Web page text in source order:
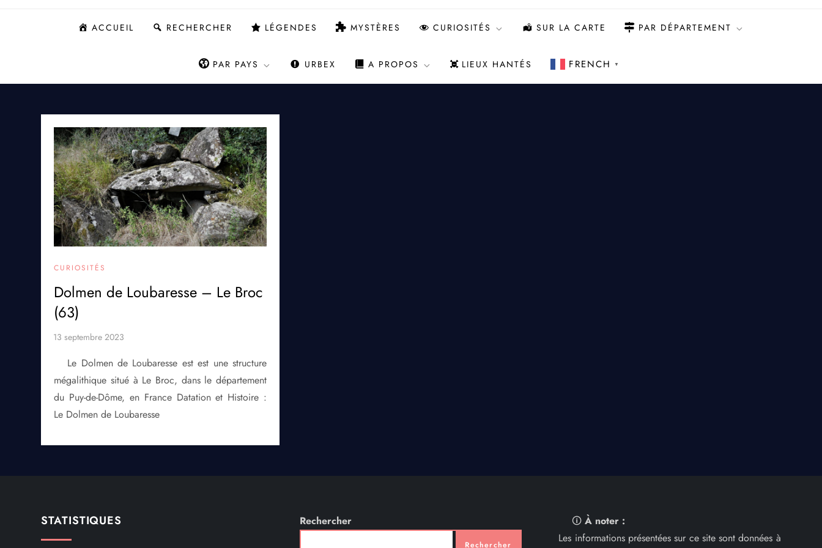
ACCUEIL RECHERCHER LÉGENDES MYSTÈRES CURIOSITÉS SUR LA CARTE PAR DÉPARTEMENT
PAR PAYS URBEX A PROPOS LIEUX HANTÉS FRENCH ▼
CURIOSITÉS
Dolmen de Loubaresse – Le Broc
(63)
Le Dolmen de Loubaresse est est une structure
mégalithique situé à Le Broc, dans le département
du Puy-de-Dôme, en France Datation et Histoire :
Le Dolmen de Loubaresse
STATISTIQUES Rechercher
Rechercher
🛈À noter :
Les informations présentées sur ce site sont données à